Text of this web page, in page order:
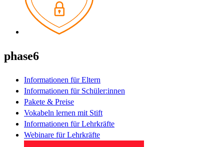
phase6
Informationen für Eltern
Informationen für Schüler:innen
Pakete & Preise
Vokabeln lernen mit Stift
Informationen für Lehrkräfte
Webinare für Lehrkräfte